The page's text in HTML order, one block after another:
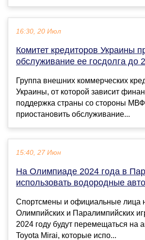
16:30, 20 Июл
Комитет кредиторов Украины
обслуживание ее госдолга до
Группа внешних коммерческих
Украины, от которой зависит
поддержка страны со стороны
приостановить обслуживание...
15:40, 27 Июн
На Олимпиаде 2024 года в
использовать водородные
Спортсмены и официальные лица
Олимпийских и Паралимпийских
2024 году будут перемещаться на
Toyota Mirai, которые испо...